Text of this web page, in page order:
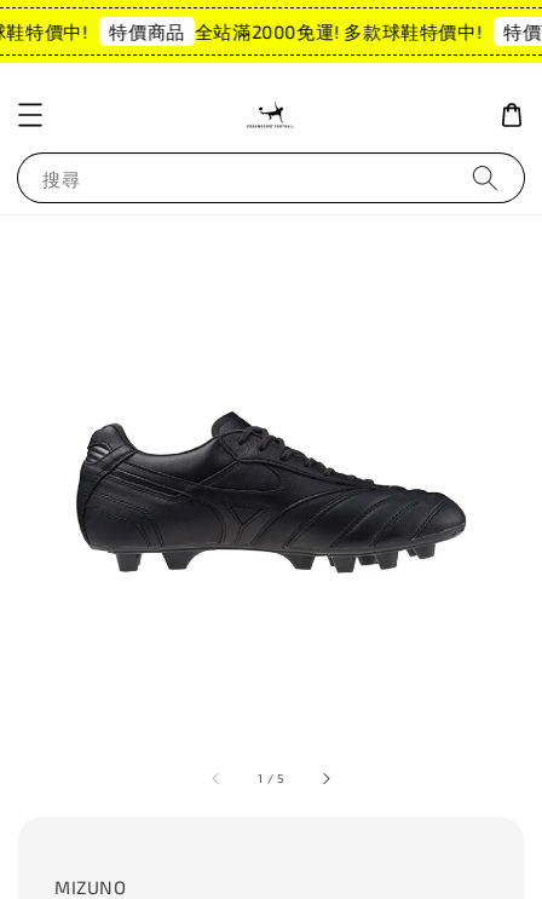
特價中! 特價商品 全站滿2000免運! 多款球鞋特價中! 特價
搜尋
1 /5
MIZUNO